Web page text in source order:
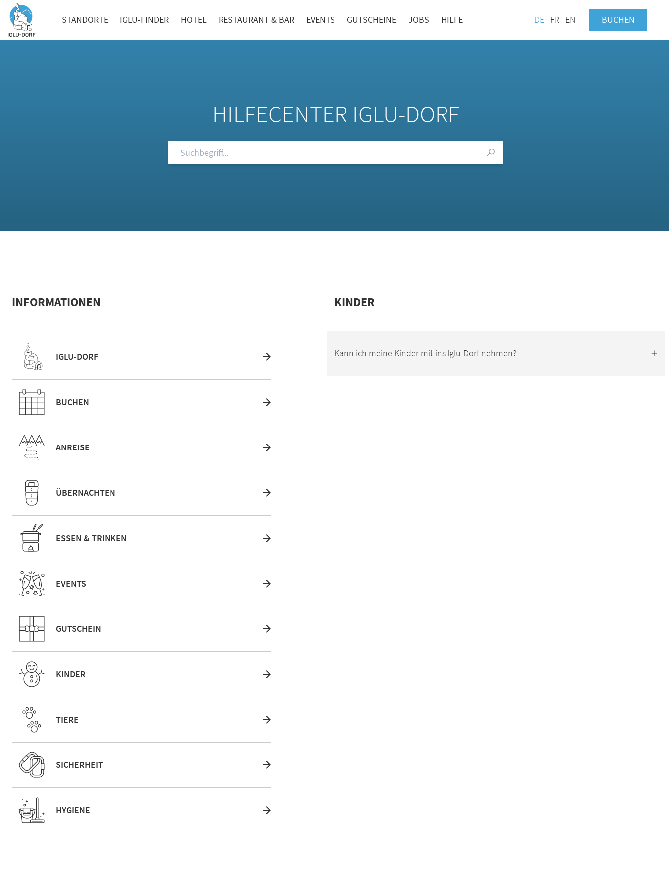
STANDORTE IGLU-FINDER HOTEL RESTAURANT & BAR EVENTS GUTSCHEINE JOBS HILFE DE FR EN BUCHEN
HILFECENTER IGLU-DORF
INFORMATIONEN
IGLU-DORF
BUCHEN
ANREISE
ÜBERNACHTEN
ESSEN & TRINKEN
EVENTS
GUTSCHEIN
KINDER
TIERE
SICHERHEIT
HYGIENE
KINDER
Kann ich meine Kinder mit ins Iglu-Dorf nehmen?